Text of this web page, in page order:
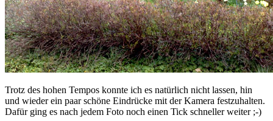
Trotz des hohen Tempos konnte ich es natürlich nicht lassen, hin
und wieder ein paar schöne Eindrücke mit der Kamera festzuhalten.
Dafür ging es nach jedem Foto noch einen Tick schneller weiter ;-)